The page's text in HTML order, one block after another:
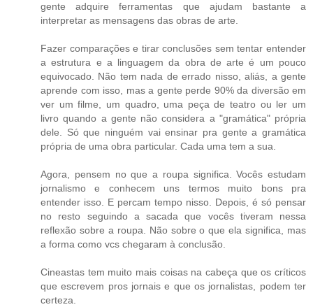
gente adquire ferramentas que ajudam bastante a
interpretar as mensagens das obras de arte.
Fazer comparações e tirar conclusões sem tentar entender
a estrutura e a linguagem da obra de arte é um pouco
equivocado. Não tem nada de errado nisso, aliás, a gente
aprende com isso, mas a gente perde 90% da diversão em
ver um filme, um quadro, uma peça de teatro ou ler um
livro quando a gente não considera a "gramática" própria
dele. Só que ninguém vai ensinar pra gente a gramática
própria de uma obra particular. Cada uma tem a sua.
Agora, pensem no que a roupa significa. Vocês estudam
jornalismo e conhecem uns termos muito bons pra
entender isso. E percam tempo nisso. Depois, é só pensar
no resto seguindo a sacada que vocês tiveram nessa
reflexão sobre a roupa. Não sobre o que ela significa, mas
a forma como vcs chegaram à conclusão.
Cineastas tem muito mais coisas na cabeça que os críticos
que escrevem pros jornais e que os jornalistas, podem ter
certeza.